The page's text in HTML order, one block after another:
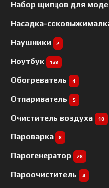
Набор щипцов для
Насадка-
Наушники 2
Ноутбук 138
Обогреватель 4
Отпариватель 5
Очиститель воздуха 10
Пароварка 8
Парогенератор 28
Пароочиститель 4